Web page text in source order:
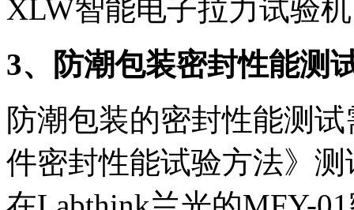
XLW智能电子拉力试验机
3、防潮包装密封性能测
防潮包装的密封性能测
件密封性能试验方法》